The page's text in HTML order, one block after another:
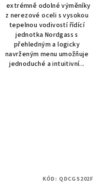
z
5
hvězdiček.
extrémně odolné výměníky
z nerezové oceli s vysokou
tepelnou vodivostí řídící
jednotka Nordgass s
přehledným a logicky
navrženým menu umožňuje
jednoduché a intuitivní...
KÓD: QDCGS202F